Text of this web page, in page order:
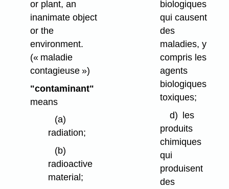
or plant, an
inanimate object
or the
environment.
(« maladie
contagieuse »)
"contaminant"
means
(a)
radiation;
(b)
radioactive
material;
biologiques
qui causent
des
maladies, y
compris les
agents
biologiques
toxiques;
d) les
produits
chimiques
qui
produisent
des